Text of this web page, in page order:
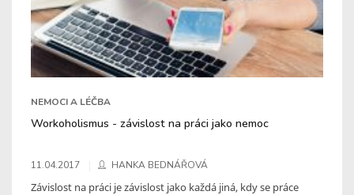
NEMOCI A LÉČBA
Workoholismus - závislost na práci jako nemoc
11.04.2017 HANKA BEDNÁŘOVÁ
Závislost na práci je závislost jako každá jiná, kdy se práce